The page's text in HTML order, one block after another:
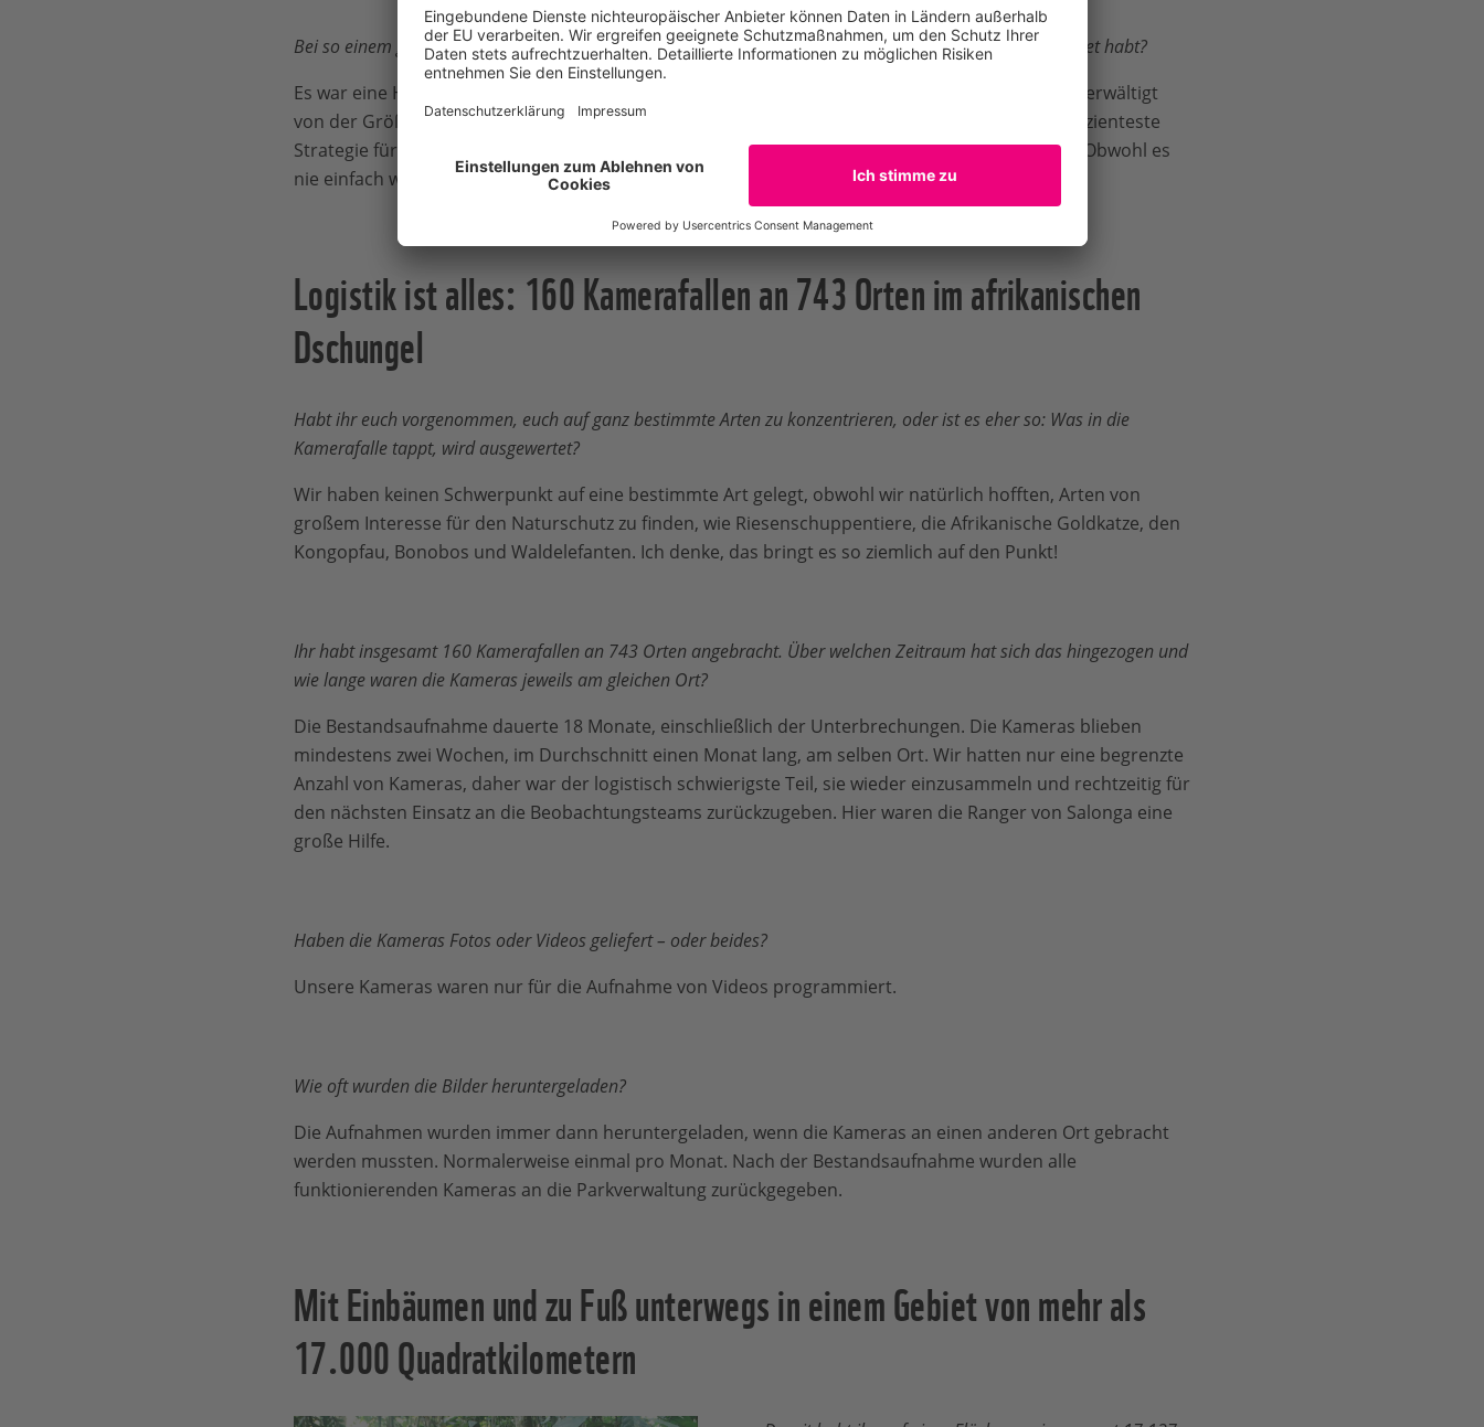
Bei so einem großen Vorhaben - welche Gedanken gingen dir durch den Kopf, als ihr das Projekt gestartet habt?
Es war eine Herausforderung, ganz sicher. In den ersten Monaten fühlte ich mich manchmal überwältigt
von der Größe dieses Projekts, den logistischen Schwierigkeiten und der Notwendigkeit, die effizienteste
Strategie für das Monitoring zu finden. Als es dann losging, wurde alles etwas weniger stressig. Obwohl es
nie einfach war.
Logistik ist alles: 160 Kamerafallen an 743 Orten im afrikanischen
Dschungel
Habt ihr euch vorgenommen, euch auf ganz bestimmte Arten zu konzentrieren, oder ist es eher so: Was in die
Kamerafalle tappt, wird ausgewertet?
Wir haben keinen Schwerpunkt auf eine bestimmte Art gelegt, obwohl wir natürlich hofften, Arten von
großem Interesse für den Naturschutz zu finden, wie Riesenschuppentiere, die Afrikanische Goldkatze, den
Kongopfau, Bonobos und Waldelefanten. Ich denke, das bringt es so ziemlich auf den Punkt!
Ihr habt insgesamt 160 Kamerafallen an 743 Orten angebracht. Über welchen Zeitraum hat sich das hingezogen und
wie lange waren die Kameras jeweils am gleichen Ort?
Die Bestandsaufnahme dauerte 18 Monate, einschließlich der Unterbrechungen. Die Kameras blieben
mindestens zwei Wochen, im Durchschnitt einen Monat lang, am selben Ort. Wir hatten nur eine begrenzte
Anzahl von Kameras, daher war der logistisch schwierigste Teil, sie wieder einzusammeln und rechtzeitig für
den nächsten Einsatz an die Beobachtungsteams zurückzugeben. Hier waren die Ranger von Salonga eine
große Hilfe.
Haben die Kameras Fotos oder Videos geliefert – oder beides?
Unsere Kameras waren nur für die Aufnahme von Videos programmiert.
Wie oft wurden die Bilder heruntergeladen?
Die Aufnahmen wurden immer dann heruntergeladen, wenn die Kameras an einen anderen Ort gebracht
werden mussten. Normalerweise einmal pro Monat. Nach der Bestandsaufnahme wurden alle
funktionierenden Kameras an die Parkverwaltung zurückgegeben.
Mit Einbäumen und zu Fuß unterwegs in einem Gebiet von mehr als
17.000 Quadratkilometern